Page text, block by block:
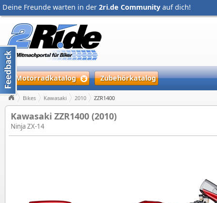
Deine Freunde warten in der 2ri.de Community auf dich!
Motorradkatalog Zubehörkatalog
Bikes Kawasaki 2010 ZZR1400
Kawasaki ZZR1400 (2010)
Ninja ZX-14